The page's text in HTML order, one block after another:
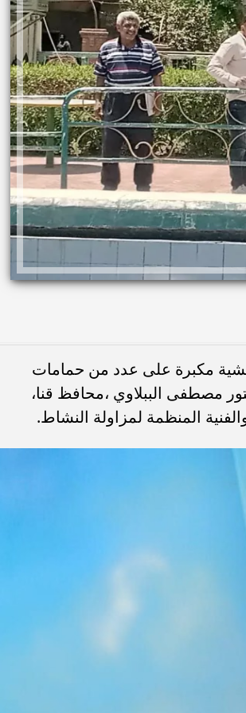
مكبرة على عدد من حمامات
مصطفى الببلاوي ،محافظ قنا،
المنظمة لمزاولة النشاط.